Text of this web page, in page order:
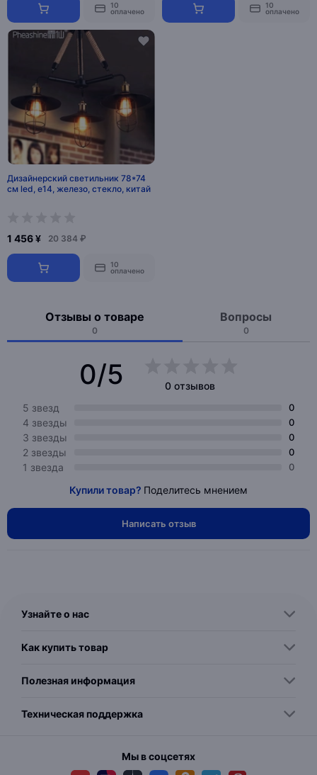
10
оплачено
10
оплачено
Дизайнерский светильник 78*74
см led, e14, железо, стекло, китай
1 456 ¥ 20 384 ₽
10
оплачено
Отзывы о товаре
0
Вопросы
0
0/5
0 отзывов
5 звезд
0
4 звезды 0
3 звезды 0
2 звезды 0
1 звезда 0
Купили товар? Поделитесь мнением
Написать отзыв
Узнайте о нас
Как купить товар
Полезная информация
Техническая поддержка
Мы в соцсетях